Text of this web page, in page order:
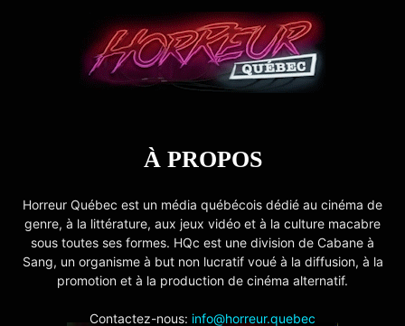
À PROPOS
Horreur Québec est un média québécois dédié au cinéma de
genre, à la littérature, aux jeux vidéo et à la culture macabre
sous toutes ses formes. HQc est une division de Cabane à
Sang, un organisme à but non lucratif voué à la diffusion, à la
promotion et à la production de cinéma alternatif.
Contactez-nous: info@horreur.quebec